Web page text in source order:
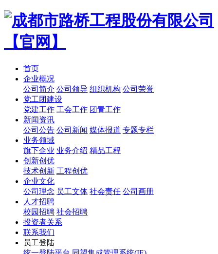
首页
企业概况
公司简介 公司领导 组织机构 公司荣誉
党工团建设
党建工作 工会工作 团青工作
新闻资讯
公司公告 公司新闻 媒体报道 专题专栏
业务领域
旗下企业 业务介绍 精品工程
创新创优
技术创新 工程创优
企业文化
公司理念 员工文体 社会责任 公司画册
人才招聘
校园招聘 社会招聘
投资者关系
联系我们
员工登陆